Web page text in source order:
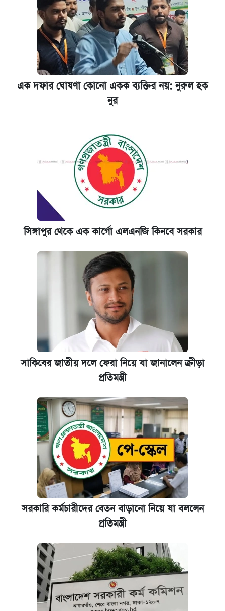
এক দফার ঘোষণা কোনো একক ব্যক্তির নয়: নুরুল হক
নুর
সিঙ্গাপুর থেকে এক কার্গো এলএনজি কিনবে সরকার
সাকিবের জাতীয় দলে ফেরা নিয়ে যা জানালেন ক্রীড়া
প্রতিমন্ত্রী
সরকারি কর্মচারীদের বেতন বাড়ানো নিয়ে যা বললেন
প্রতিমন্ত্রী